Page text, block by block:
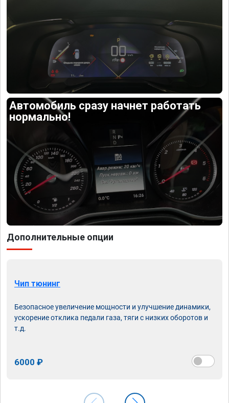
Автомобиль сразу начнет работать
нормально!
Дополнительные опции
Чип тюнинг
Безопасное увеличение мощности и улучшение динамики,
ускорение отклика педали газа, тяги с низких оборотов и
т.д.
6000 ₽